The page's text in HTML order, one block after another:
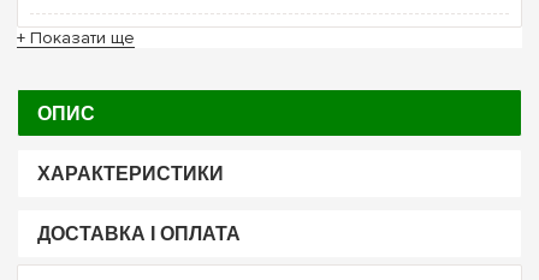
+ Показати ще
ОПИС
ХАРАКТЕРИСТИКИ
ДОСТАВКА І ОПЛАТА